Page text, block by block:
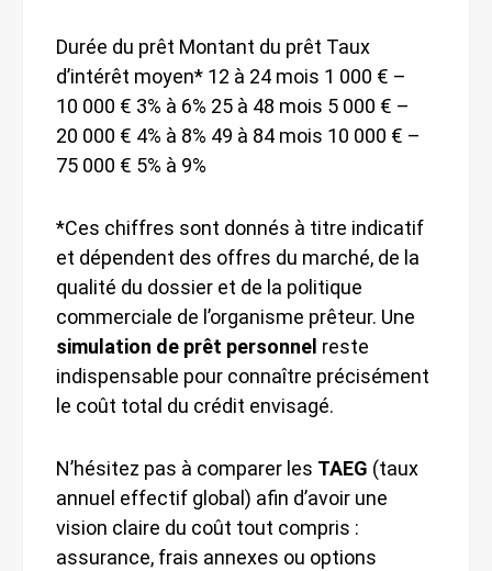
Durée du prêt Montant du prêt Taux
d’intérêt moyen* 12 à 24 mois 1 000 € –
10 000 € 3% à 6% 25 à 48 mois 5 000 € –
20 000 € 4% à 8% 49 à 84 mois 10 000 € –
75 000 € 5% à 9%
*Ces chiffres sont donnés à titre indicatif
et dépendent des offres du marché, de la
qualité du dossier et de la politique
commerciale de l’organisme prêteur. Une
simulation de prêt personnel reste
indispensable pour connaître précisément
le coût total du crédit envisagé.
N’hésitez pas à comparer les TAEG (taux
annuel effectif global) afin d’avoir une
vision claire du coût tout compris :
assurance, frais annexes ou options